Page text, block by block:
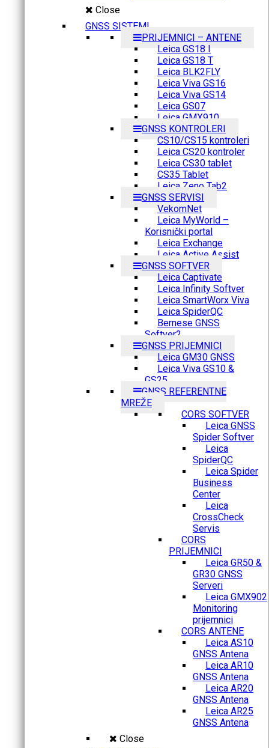
Close
GNSS SISTEMI
PRIJEMNICI – ANTENE
Leica GS18 I
Leica GS18 T
Leica BLK2FLY
Leica Viva GS16
Leica Viva GS14
Leica GS07
Leica GMX910
GNSS KONTROLERI
CS10/CS15 kontroleri
Leica CS20 kontroler
Leica CS30 tablet
CS35 Tablet
Leica Zeno Tab2
GNSS SERVISI
VekomNet
Leica MyWorld –
Korisnički portal
Leica Exchange
Leica Active Assist
GNSS SOFTVER
Leica Captivate
Leica Infinity Softver
Leica SmartWorx Viva
Leica SpiderQC
Bernese GNSS
Softver2
GNSS PRIJEMNICI
Leica GM30 GNSS
Leica Viva GS10 &
GS25
GNSS REFERENTNE
MREŽE
CORS SOFTVER
Leica GNSS
Spider Softver
Leica
SpiderQC
Leica Spider
Business
Center
Leica
CrossCheck
Servis
CORS
PRIJEMNICI
Leica GR50 &
GR30 GNSS
Serveri
Leica GMX902
Monitoring
prijemnici
CORS ANTENE
Leica AS10
GNSS Antena
Leica AR10
GNSS Antena
Leica AR20
GNSS Antena
Leica AR25
GNSS Antena
Close